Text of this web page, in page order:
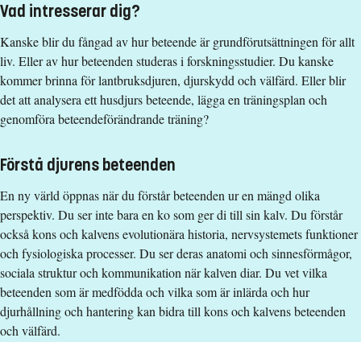
Examen
Naturvetenskaplig kandidatexamen med huvudområde Biologi
Urval
Betyg 67%, Högskoleprov 33%
454000 kr - OBS! Studieavgifter gäller bara för studenter
utanför EU/EES och Schweiz.
Utbildnings- och programplan
samt
samt
Fysik 1a eller 1b1 och 1b2
samt
Kemi 1
samt
Alternativt
Grundläggande behörighet på grundnivå samt Biologi nivå 2,
Fysik nivå 1b eller Fysik nivå 1a2, Kemi nivå 1, Matematik
Därutöver krävs att sökande uppfyller särskilda
förkunskapskrav till sökt programtermin. Läs mer om
behörighetskraven till senare del
(https://liu.se/organisation/liu/lith/byte-av-program-ansokan-
Vad intresserar dig?
Kanske blir du fångad av hur beteende är grundförutsättningen för allt
liv. Eller av hur beteenden studeras i forskningsstudier. Du kanske
kommer brinna för lantbruksdjuren, djurskydd och välfärd. Eller blir
det att analysera ett husdjurs beteende, lägga en träningsplan och
genomföra beteendeförändrande träning?
Förstå djurens beteenden
En ny värld öppnas när du förstår beteenden ur en mängd olika
perspektiv. Du ser inte bara en ko som ger di till sin kalv. Du förstår
också kons och kalvens evolutionära historia, nervsystemets funktioner
och fysiologiska processer. Du ser deras anatomi och sinnesförmågor,
sociala struktur och kommunikation när kalven diar. Du vet vilka
beteenden som är medfödda och vilka som är inlärda och hur
djurhållning och hantering kan bidra till kons och kalvens beteenden
och välfärd.